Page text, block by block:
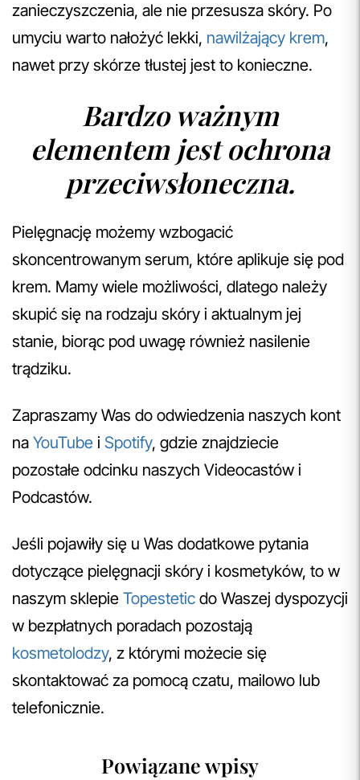
zanieczyszczenia, ale nie przesusza skóry. Po
umyciu warto nałożyć lekki, nawilżający krem,
nawet przy skórze tłustej jest to konieczne.
Bardzo ważnym
elementem jest ochrona
przeciwsłoneczna.
Pielęgnację możemy wzbogacić
skoncentrowanym serum, które aplikuje się pod
krem. Mamy wiele możliwości, dlatego należy
skupić się na rodzaju skóry i aktualnym jej
stanie, biorąc pod uwagę również nasilenie
trądziku.
Zapraszamy Was do odwiedzenia naszych kont
na YouTube i Spotify, gdzie znajdziecie
pozostałe odcinku naszych Videocastów i
Podcastów.
Jeśli pojawiły się u Was dodatkowe pytania
dotyczące pielęgnacji skóry i kosmetyków, to w
naszym sklepie Topestetic do Waszej dyspozycji
w bezpłatnych poradach pozostają
kosmetolodzy, z którymi możecie się
skontaktować za pomocą czatu, mailowo lub
telefonicznie.
Powiązane wpisy